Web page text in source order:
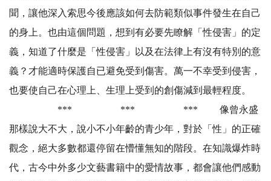
聞，讓他深入索思今後應該如何去防範類似事件發生在自己
的身上。也由這個問題，想到有必要先瞭解「性侵害」的定
義，知道了什麼是「性侵害」以及在法律上有沒有特別的意
義？才能適時保護自已避免受到傷害。萬一不幸受到侵害，
也要使自己在心理上、生理上受到的創傷減到最輕程度。
*** *** *** 像曾永盛
那樣說大不大，說小不小年齡的青少年，對於「性」的正確
觀念，絕大多數都還停留在懵懂無知的階段。在知識爆炸時
代，古今中外多少文藝書籍中的愛情故事，都會讓他們感動